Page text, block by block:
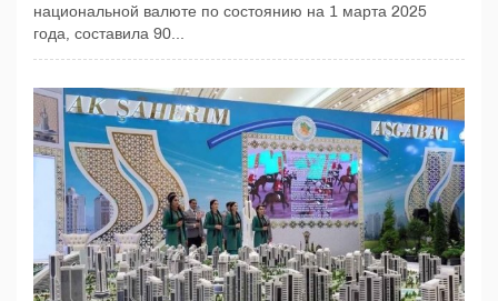
национальной валюте по состоянию на 1 марта 2025
года, составила 90...